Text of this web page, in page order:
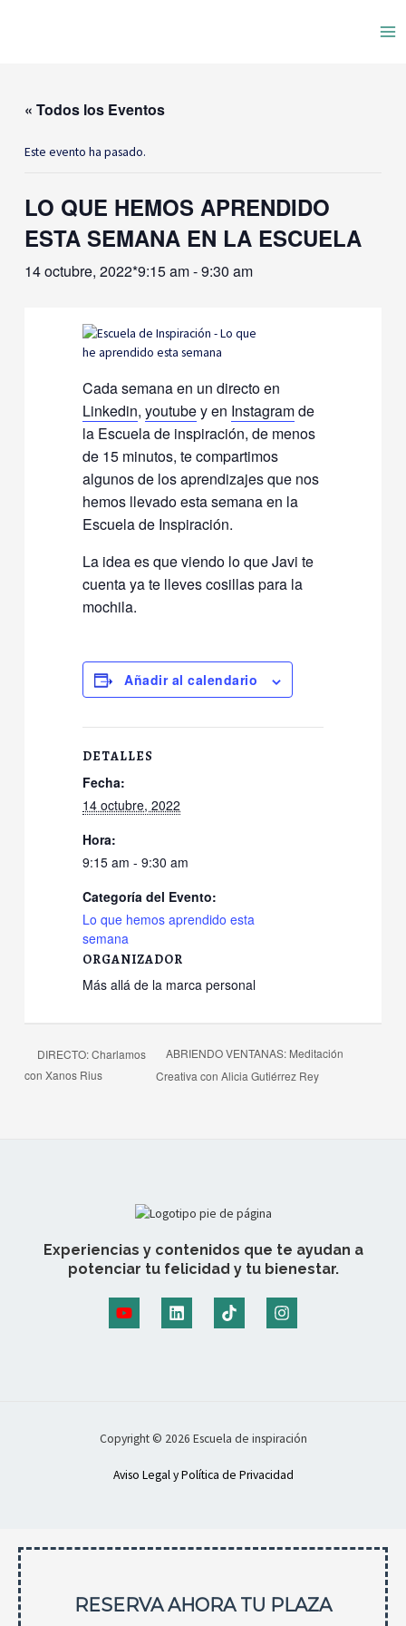
« Todos los Eventos
Este evento ha pasado.
LO QUE HEMOS APRENDIDO
ESTA SEMANA EN LA ESCUELA
14 octubre, 2022*9:15 am-9:30 am
Cada semana en un directo en
Linkedin,youtubey en Instagramde
la Escuela de inspiración, de menos
de 15 minutos, te compartimos
algunos de los aprendizajes que nos
hemos llevado esta semana en la
Escuela de Inspiración.
La idea es que viendo lo que Javi te
cuenta ya te lleves cosillas para la
mochila.
Añadir al calendario
DETALLES
Fecha:
14 octubre, 2022
Hora:
9:15 am - 9:30 am
Categoría del Evento:
Lo que hemos aprendido esta
semana
ORGANIZADOR
Más allá de la marca personal
DIRECTO: Charlamos
con Xanos Rius
ABRIENDO VENTANAS: Meditación
Creativa con Alicia Gutiérrez Rey
Experiencias y contenidos que te ayudan a
potenciar tu felicidad y tu bienestar.
Copyright © 2026 Escuela de inspiración
Aviso Legal y Política de Privacidad
RESERVA AHORA TU PLAZA